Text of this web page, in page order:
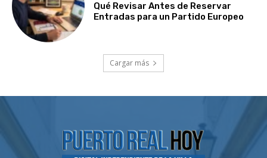
Qué Revisar Antes de Reservar
Entradas para un Partido Europeo
Cargar más